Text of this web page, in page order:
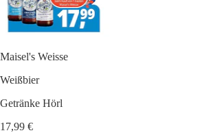
Maisel's Weisse
Weißbier
Getränke Hörl
17,99 €